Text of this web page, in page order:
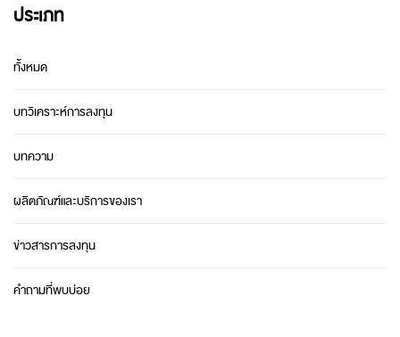
ประเภท
ทั้งหมด
บทวิเคราะห์การลงทุน
บทความ
ผลิตภัณฑ์และบริการของเรา
ข่าวสารการลงทุน
คำถามที่พบบ่อย